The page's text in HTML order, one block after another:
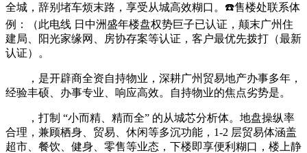
全城，辞别堵车烦末路，享受从城高效糊口。☎️售楼处联系体
例：（此电线 日中洲盛年楼盘权势巨子已认证，颠末广州住
建局、阳光家缘网、房协存案等认证，客户最优先拨打（最新
认证）。
，是开辟商全资自持物业，深耕广州贸易地产办事多年，
经验丰硕、办事专业、响应高效。自持物业的焦点劣势是。
，打制 “小而精、精而全” 的从城芯分析体。地盘操纵率
合理，兼顾栖身、贸易、休闲等多沉功能，1-2 层贸易体涵盖
超市、餐饮、健身、零售等业态，下楼即享便利糊口，楼上静